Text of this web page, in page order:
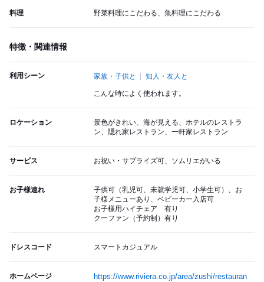
料理 野菜料理にこだわる、魚料理にこだわる
特徴・関連情報
利用シーン 家族・子供と 知人・友人と
こんな時によく使われます。
ロケーション
景色がきれい、海が見える、ホテルのレストラ
ン、隠れ家レストラン、一軒家レストラン
サービス お祝い・サプライズ可、ソムリエがいる
お子様連れ
子供可（乳児可、未就学児可、小学生可）、お
子様メニューあり、ベビーカー入店可
お子様用ハイチェア 有り
クーファン（予約制）有り
ドレスコード スマートカジュアル
ホームページ
https://www.riviera.co.jp/area/zushi/restauran